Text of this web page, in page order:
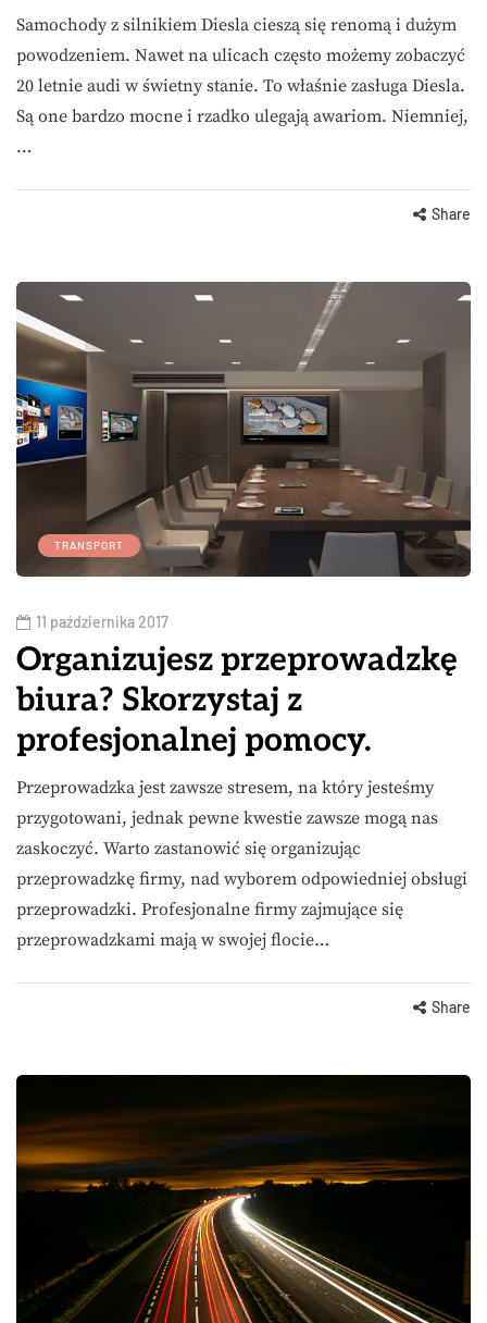
Samochody z silnikiem Diesla cieszą się renomą i dużym
powodzeniem. Nawet na ulicach często możemy zobaczyć
20 letnie audi w świetny stanie. To właśnie zasługa Diesla.
Są one bardzo mocne i rzadko ulegają awariom. Niemniej,
…
Share
TRANSPORT
11 października 2017
Organizujesz przeprowadzkę
biura? Skorzystaj z
profesjonalnej pomocy.
Przeprowadzka jest zawsze stresem, na który jesteśmy
przygotowani, jednak pewne kwestie zawsze mogą nas
zaskoczyć. Warto zastanowić się organizując
przeprowadzkę firmy, nad wyborem odpowiedniej obsługi
przeprowadzki. Profesjonalne firmy zajmujące się
przeprowadzkami mają w swojej flocie…
Share